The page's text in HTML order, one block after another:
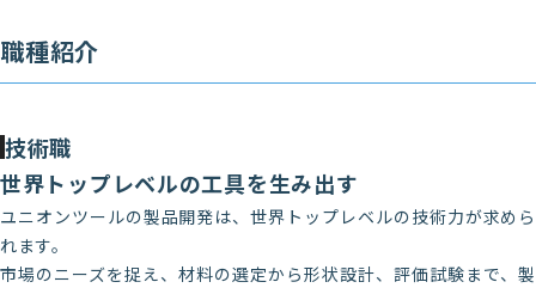
職種紹介
技術職
世界トップレベルの工具を生み出す
ユニオンツールの製品開発は、世界トップレベルの技術力が求めら
れます。
市場のニーズを捉え、材料の選定から形状設計、評価試験まで、製